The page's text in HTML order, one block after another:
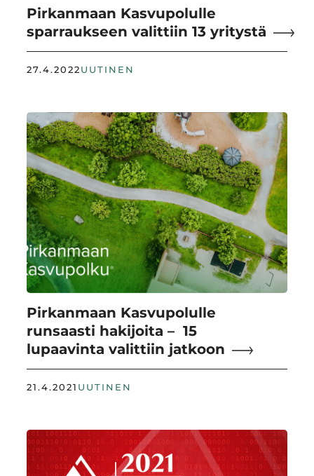
Pirkanmaan Kasvupolulle
sparraukseen valittiin 13 yritystä
27.4.2022UUTINEN
Pirkanmaan Kasvupolulle
runsaasti hakijoita – 15
lupaavinta valittiin jatkoon
21.4.2021 UUTINEN